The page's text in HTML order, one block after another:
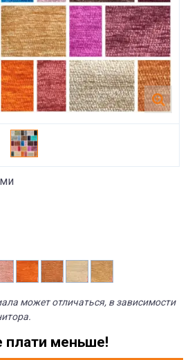
может отличаться, в зависимости
плати меньше!